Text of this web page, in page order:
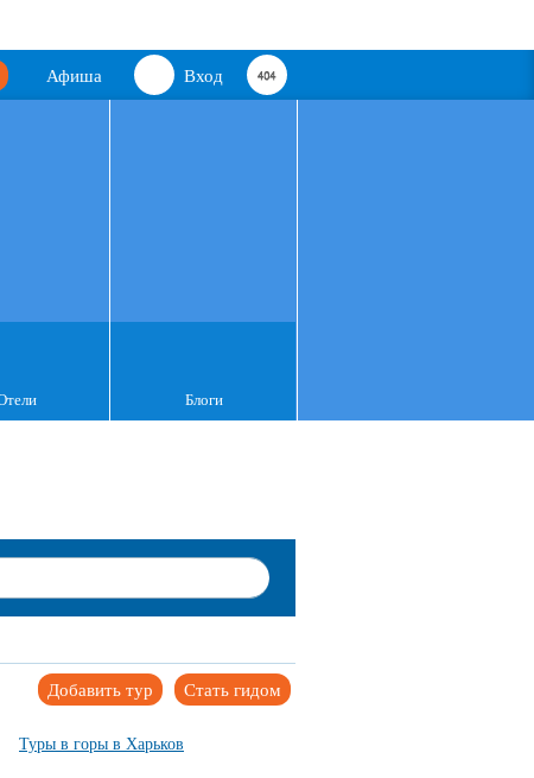
Вход
Афиша
Блоги
Стать гидом
Добавить тур
Туры в горы в Харьков